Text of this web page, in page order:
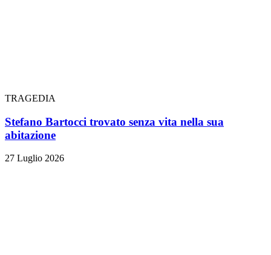
TRAGEDIA
Stefano Bartocci trovato senza vita nella sua
abitazione
27 Luglio 2026